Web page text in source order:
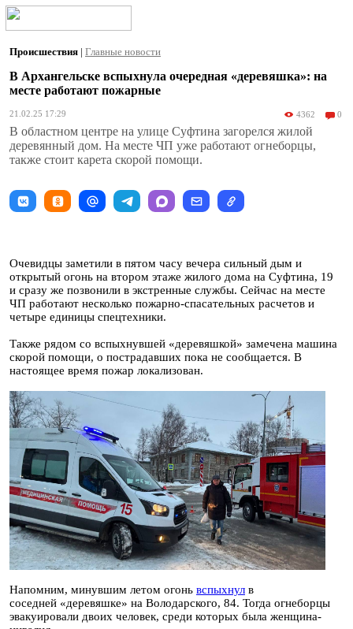
Происшествия | Главные новости
В Архангельске вспыхнула очередная «деревяшка»: на
месте работают пожарные
21.02.25 17:29 4362 0
В областном центре на улице Суфтина загорелся жилой
деревянный дом. На месте ЧП уже работают огнеборцы,
также стоит карета скорой помощи.
Очевидцы заметили в пятом часу вечера сильный дым и
открытый огонь на втором этаже жилого дома на Суфтина, 19
и сразу же позвонили в экстренные службы. Сейчас на месте
ЧП работают несколько пожарно-спасательных расчетов и
четыре единицы спецтехники.
Также рядом со вспыхнувшей «деревяшкой» замечена машина
скорой помощи, о пострадавших пока не сообщается. В
настоящее время пожар локализован.
Напомним, минувшим летом огонь вспыхнул в
соседней «деревяшке» на Володарского, 84. Тогда огнеборцы
эвакуировали двоих человек, среди которых была женщина-